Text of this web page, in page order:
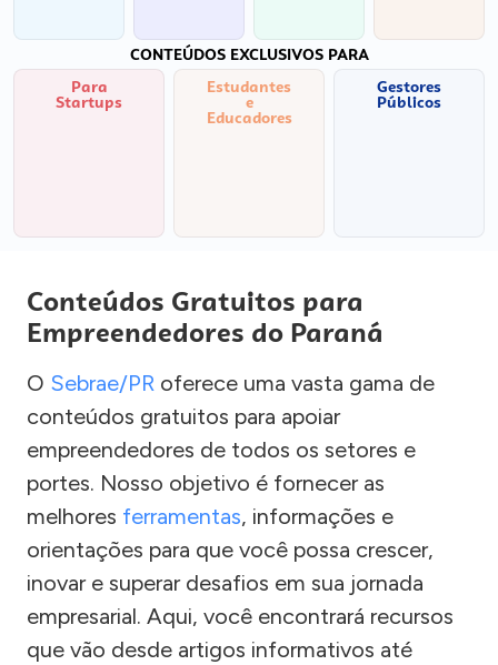
CONTEÚDOS EXCLUSIVOS PARA
Para
Startups
Estudantes
e
Educadores
Gestores
Públicos
Conteúdos Gratuitos para
Empreendedores do Paraná
O Sebrae/PR oferece uma vasta gama de
conteúdos gratuitos para apoiar
empreendedores de todos os setores e
portes. Nosso objetivo é fornecer as
melhores ferramentas, informações e
orientações para que você possa crescer,
inovar e superar desafios em sua jornada
empresarial. Aqui, você encontrará recursos
que vão desde artigos informativos até